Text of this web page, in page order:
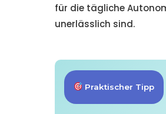
für die tägliche
unerlässlich sind.
Praktischer Tipp